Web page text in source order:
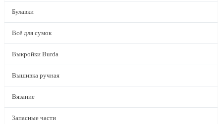
Булавки
Всё для сумок
Выкройки Burda
Вышивка ручная
Вязание
Запасные части